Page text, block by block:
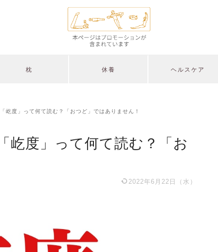
枕 休養 ヘルスケア
屹度」って何て読む？「おつど」ではありません！
屹度」って何て読む？「お
2022年6月22日（水）